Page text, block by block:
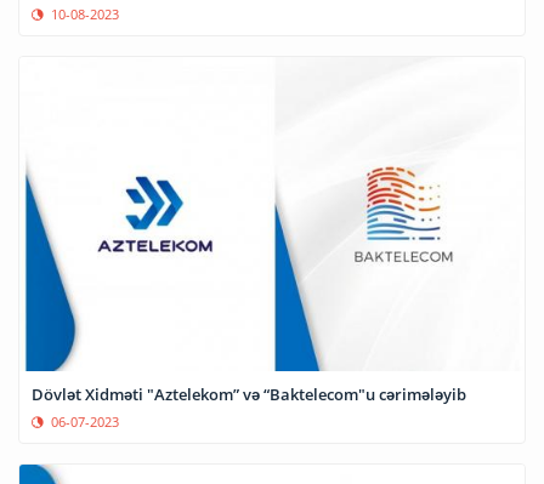
10-08-2023
Dövlət Xidməti "Aztelekom” və “Baktelecom"u cərimələyib
06-07-2023